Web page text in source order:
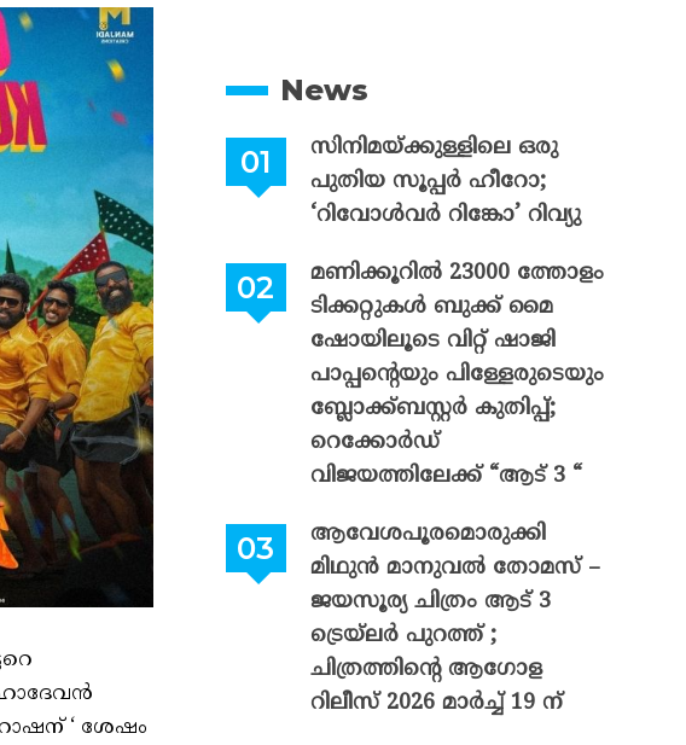
‘ ശേഷം
News
സിനിമയ്ക്കുള്ളിലെ ഒരു
പുതിയ സൂപ്പർ ഹീറോ;
‘റിവോൾവർ റിങ്കോ’ റിവ്യു
മണിക്കൂറിൽ 23000 ത്തോളം
ടിക്കറ്റുകൾ ബുക്ക് മൈ
ഷോയിലൂടെ വിറ്റ് ഷാജി
പാപ്പന്റെയും പിള്ളേരുടെയും
ബ്ലോക്ക്ബസ്റ്റർ കുതിപ്പ്;
റെക്കോർഡ്
വിജയത്തിലേക്ക് “ആട് 3 “
ആവേശപൂരമൊരുക്കി
മിഥുൻ മാനുവൽ തോമസ് –
ജയസൂര്യ ചിത്രം ആട് 3
ട്രെയ്‌ലർ പുറത്ത് ;
ചിത്രത്തിന്റെ ആഗോള
റിലീസ് 2026 മാർച്ച് 19 ന്